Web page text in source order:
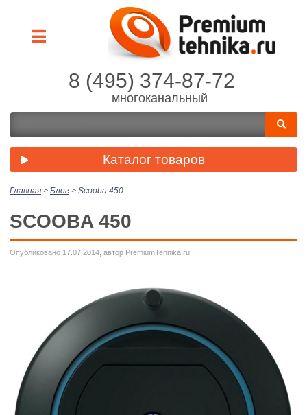
8 (495) 374-87-72
многоканальный
Каталог товаров
Главная > Блог > Scooba 450
SCOOBA 450
Опубликовано 17.07.2014, автор PremiumTehnika.ru